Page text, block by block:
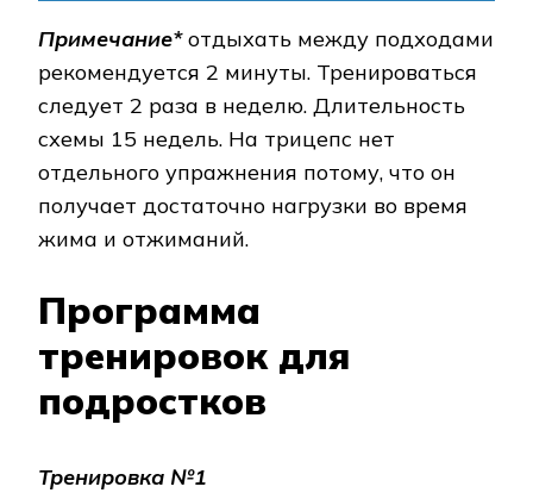
Примечание* отдыхать между подходами
рекомендуется 2 минуты. Тре­ни­ро­вать­ся
следует 2 раза в неделю. Длительность
схе­мы 15 недель. На трицепс нет
отдельного уп­раж­не­ния потому, что он
получает достаточно нагрузки во время
жима и отжиманий.
Программа
тренировок для
подростков
Тренировка №1